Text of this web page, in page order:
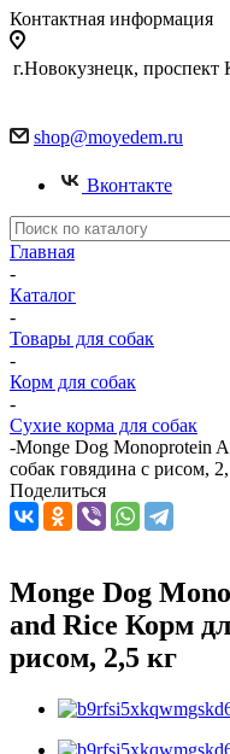
Контактная информация
г.Новокузнецк, проспект
shop@moyedem.ru
Вконтакте
Главная
-
Каталог
-
Товары для собак
-
Корм для собак
-
Сухие корма для собак
-Monge Dog Monoprotein
собак говядина с рисом,
Поделиться
Monge Dog
and Rice Корм
рисом, 2,5 кг